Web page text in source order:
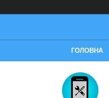
ГОЛОВНА